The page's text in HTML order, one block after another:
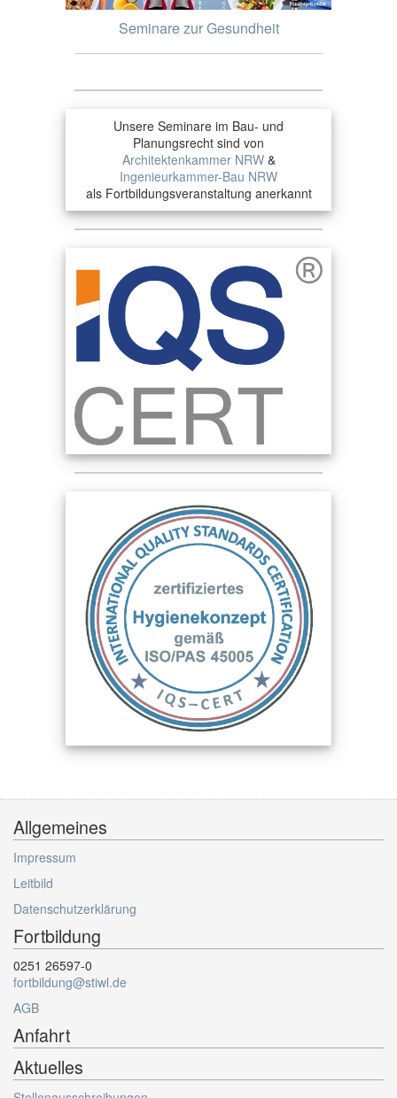
Seminare zur Gesundheit
Unsere Seminare im Bau- und
Planungsrecht sind von
Architektenkammer NRW&
Ingenieurkammer-Bau NRW
als Fortbildungsveranstaltung anerkannt
Allgemeines
Impressum
Leitbild
Datenschutzerklärung
Fortbildung
0251 26597-0
fortbildung@stiwl.de
AGB
Anfahrt
Aktuelles